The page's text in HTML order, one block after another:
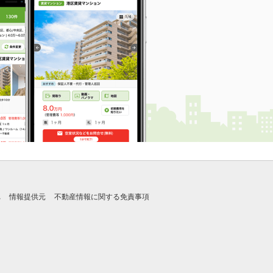
情報提供元 不動産情報に関する免責事項